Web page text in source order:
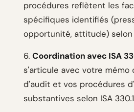
procédures reflètent les
spécifiques identifiés
opportunité, attitude) selon
6. Coordination avec ISA
s'articule avec votre mémo
d'audit et vos procédures
substantives selon ISA